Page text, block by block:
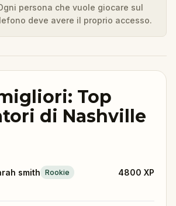
persona che vuole giocare sul
deve avere il proprio accesso.
Top
di Nashville
smith Rookie 4800 XP